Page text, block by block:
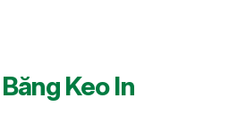
Keo In